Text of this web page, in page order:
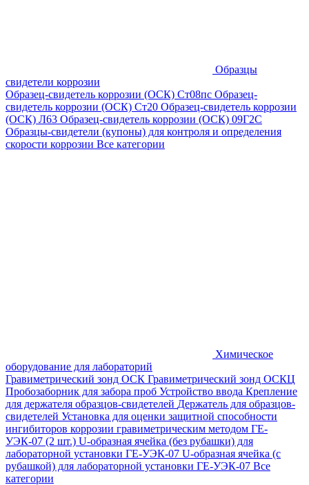
Образцы
свидетели коррозии
Образец-свидетель коррозии (ОСК) Ст08пс Образец-
свидетель коррозии (ОСК) Ст20 Образец-свидетель коррозии
(ОСК) Л63 Образец-свидетель коррозии (ОСК) 09Г2С
Образцы-свидетели (купоны) для контроля и определения
скорости коррозии Все категории
Химическое
оборудование для лабораторий
Гравиметрический зонд ОСК Гравиметрический зонд ОСКЦ
Пробозаборник для забора проб Устройство ввода Крепление
для держателя образцов-свидетелей Держатель для образцов-
свидетелей Установка для оценки защитной способности
ингибиторов коррозии гравиметрическим методом ГЕ-
УЭК-07 (2 шт.) U-образная ячейка (без рубашки) для
лабораторной установки ГЕ-УЭК-07 U-образная ячейка (с
рубашкой) для лабораторной установки ГЕ-УЭК-07 Все
категории